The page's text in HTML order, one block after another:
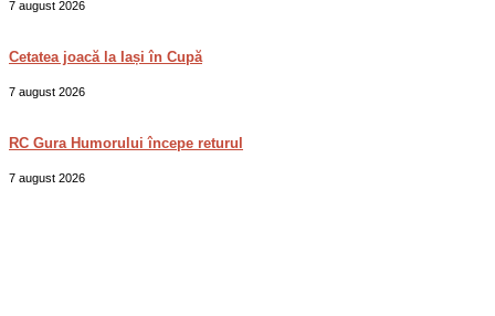
7 august 2026
Cetatea joacă la Iași în Cupă
7 august 2026
RC Gura Humorului începe returul
7 august 2026